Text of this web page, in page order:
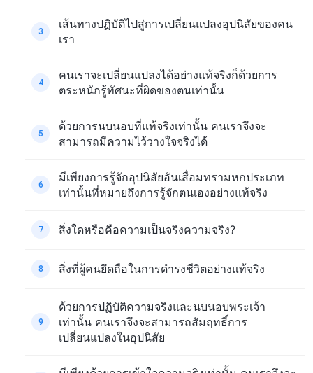
3
เส้นทางปฏิบัติไปสู่การเปลี่ยนแปลงอุปนิสัยของคน
เรา
4
คนเราจะเปลี่ยนแปลงได้อย่างแท้จริงก็ด้วยการ
ตระหนักรู้ทัศนะที่ผิดของตนเท่านั้น
5
ด้วยการนบนอบที่แท้จริงเท่านั้น คนเราจึงจะ
สามารถมีความไว้วางใจจริงได้
6
มีเพียงการรู้จักอุปนิสัยอันเสื่อมทรามหกประเภท
เท่านั้นที่หมายถึงการรู้จักตนเองอย่างแท้จริง
7 สิ่งใดหรือคือความเป็นจริงความจริง?
8 สิ่งที่ผู้คนยึดถือในการดำรงชีวิตอย่างแท้จริง
9
ด้วยการปฏิบัติความจริงและนบนอบพระเจ้า
เท่านั้น คนเราจึงจะสามารถสัมฤทธิ์การ
เปลี่ยนแปลงในอุปนิสัย